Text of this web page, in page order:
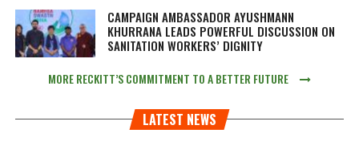
CAMPAIGN AMBASSADOR AYUSHMANN
KHURRANA LEADS POWERFUL DISCUSSION ON
SANITATION WORKERS’ DIGNITY
MORE RECKITT’S COMMITMENT TO A BETTER FUTURE
LATEST NEWS